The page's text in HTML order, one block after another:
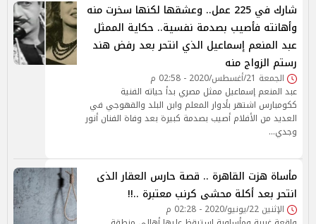
شارك في 225 عمل.. وعشقها لكنها سخرت منه
وأهانته فأصيب بصدمة نفسية.. حكاية الممثل
عبد المنعم إسماعيل الذي انتحر بعد رفض هند
رستم الزواج منه
الجمعة 21/أغسطس/2020 - 02:58 م
عبد المنعم إسماعيل ممثل مصري بدأ حياته الفنية
ككومبارس اشتهر بأدوار المعلم وابن البلد والقهوجي في
العديد من الأفلام أصيب بصدمة كبيرة بعد وفاة الفنان أنور
وجدي…
مأساة هزت القاهرة .. قصة حارس العقار الذى
انتحر بعد أكلة محشى كرنب معتبرة ..!!
الإثنين 22/يونيو/2020 - 02:28 م